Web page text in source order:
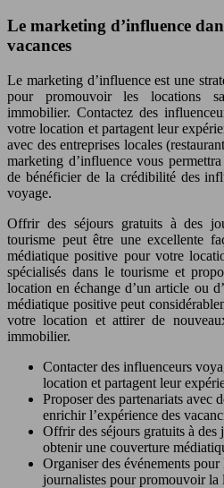
Le marketing d’influence
vacances
Le marketing d’influence est une
pour promouvoir les locations
immobilier. Contactez des
votre location et partagent leur
avec des entreprises locales
marketing d’influence vous
de bénéficier de la crédibilité des
voyage.
Offrir des séjours gratuits à des
tourisme peut être une excellente
médiatique positive pour votre
spécialisés dans le tourisme et
location en échange d’un article ou
médiatique positive peut
votre location et attirer de
immobilier.
Contacter des influenceurs
location et partagent leur
Proposer des partenariats avec
enrichir l’expérience des
Offrir des séjours gratuits à des
obtenir une couverture
Organiser des événements
journalistes pour promouvoir la